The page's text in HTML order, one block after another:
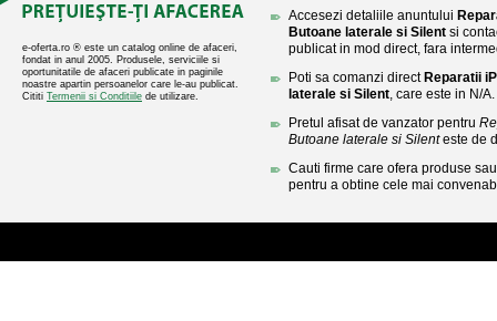
e-oferta.ro ® este un catalog online de afaceri,
fondat in anul 2005. Produsele, serviciile si
oportunitatile de afaceri publicate in paginile
noastre apartin persoanelor care le-au publicat.
Cititi Termenii si Conditiile de utilizare.
Accesezi detaliile anuntului
Butoane laterale si Silent si
publicat in mod direct, fara
Poti sa comanzi direct Reparatii
laterale si Silent, care este in N/A.
Pretul afisat de vanzator pentru
Butoane laterale si Silenteste de
Cauti firme care ofera produse
pentru a obtine cele mai